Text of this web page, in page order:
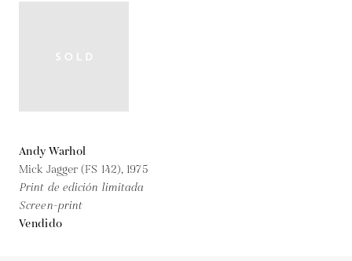
Andy Warhol
Mick Jagger (FS 142), 1975
Print de edición limitada
Screen-print
Vendido